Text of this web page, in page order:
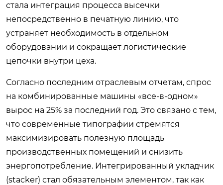
стала интеграция процесса высечки
непосредственно в печатную линию, что
устраняет необходимость в отдельном
оборудовании и сокращает логистические
цепочки внутри цеха.
Согласно последним отраслевым отчетам, спрос
на комбинированные машины «все-в-одном»
вырос на 25% за последний год. Это связано с тем,
что современные типографии стремятся
максимизировать полезную площадь
производственных помещений и снизить
энергопотребление. Интегрированный укладчик
(stacker) стал обязательным элементом, так как